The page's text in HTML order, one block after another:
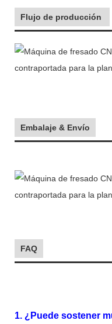
Flujo de producción
Embalaje & Envío
FAQ
1. ¿Puede sostener